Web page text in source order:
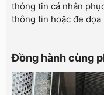
thông tin cá nhân
thông tin hoặc đe
Đồng hành cùng